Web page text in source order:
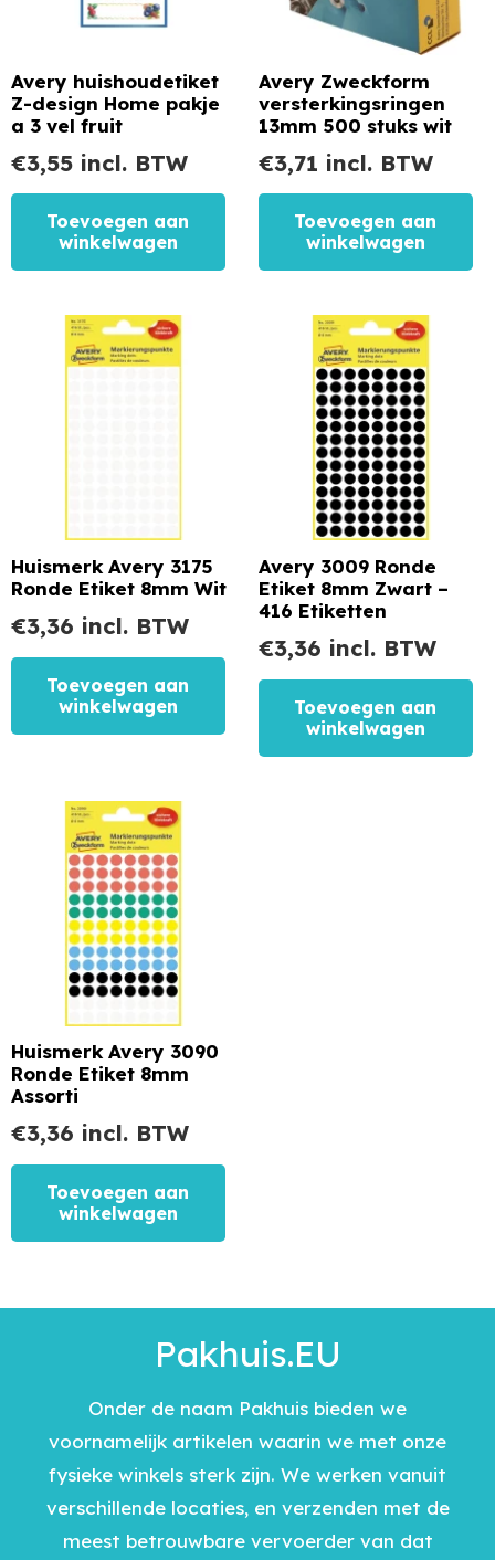
Avery huishoudetiket
Z-design Home pakje
a 3 vel fruit
€3,55 incl. BTW
Toevoegen aan
winkelwagen
Avery Zweckform
versterkingsringen
13mm 500 stuks wit
€3,71 incl. BTW
Toevoegen aan
winkelwagen
Huismerk Avery 3175
Ronde Etiket 8mm Wit
€3,36 incl. BTW
Toevoegen aan
winkelwagen
Avery 3009 Ronde
Etiket 8mm Zwart –
416 Etiketten
€3,36 incl. BTW
Toevoegen aan
winkelwagen
Huismerk Avery 3090
Ronde Etiket 8mm
Assorti
€3,36 incl. BTW
Toevoegen aan
winkelwagen
Pakhuis.EU
Onder de naam Pakhuis bieden we
voornamelijk artikelen waarin we met onze
fysieke winkels sterk zijn. We werken vanuit
verschillende locaties, en verzenden met de
meest betrouwbare vervoerder van dat